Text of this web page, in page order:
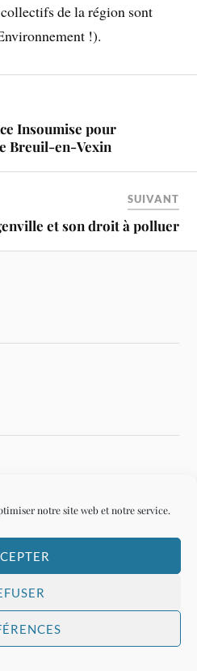
notre site web et notre service.
de la région sont
!).
Insoumise pour
Breuil-en-Vexin
SUIVANT
et son droit à polluer
&